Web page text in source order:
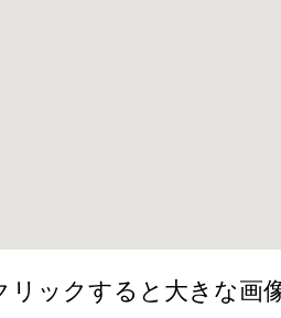
リックすると大きな画